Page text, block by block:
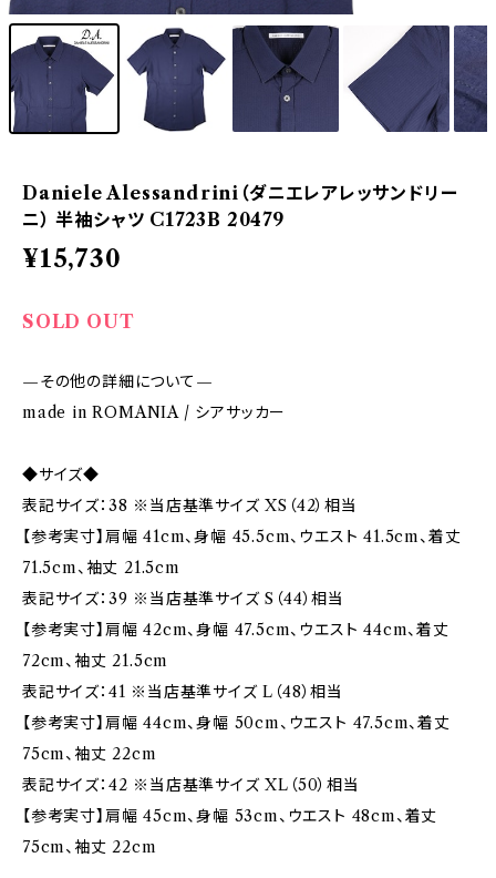
Daniele Alessandrini（ダニエレアレッサンドリー
ニ） 半袖シャツ C1723B 20479
¥15,730
SOLD OUT
—その他の詳細について—
made in ROMANIA / シアサッカー
◆サイズ◆
表記サイズ：38 ※当店基準サイズ XS（42）相当
【参考実寸】肩幅 41cm、身幅 45.5cm、ウエスト 41.5cm、着丈
71.5cm、袖丈 21.5cm
表記サイズ：39 ※当店基準サイズ S（44）相当
【参考実寸】肩幅 42cm、身幅 47.5cm、ウエスト 44cm、着丈
72cm、袖丈 21.5cm
表記サイズ：41 ※当店基準サイズ L（48）相当
【参考実寸】肩幅 44cm、身幅 50cm、ウエスト 47.5cm、着丈
75cm、袖丈 22cm
表記サイズ：42 ※当店基準サイズ XL（50）相当
【参考実寸】肩幅 45cm、身幅 53cm、ウエスト 48cm、着丈
75cm、袖丈 22cm